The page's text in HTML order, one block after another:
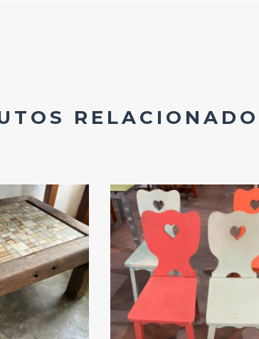
Add
ao
Favoritos